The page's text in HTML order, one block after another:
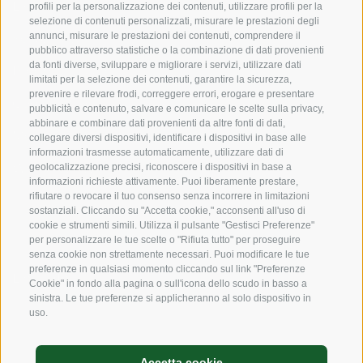
profili per la personalizzazione dei contenuti, utilizzare profili per la
selezione di contenuti personalizzati, misurare le prestazioni degli
annunci, misurare le prestazioni dei contenuti, comprendere il
pubblico attraverso statistiche o la combinazione di dati provenienti
da fonti diverse, sviluppare e migliorare i servizi, utilizzare dati
limitati per la selezione dei contenuti, garantire la sicurezza,
prevenire e rilevare frodi, correggere errori, erogare e presentare
pubblicità e contenuto, salvare e comunicare le scelte sulla privacy,
abbinare e combinare dati provenienti da altre fonti di dati,
collegare diversi dispositivi, identificare i dispositivi in base alle
informazioni trasmesse automaticamente, utilizzare dati di
geolocalizzazione precisi, riconoscere i dispositivi in base a
informazioni richieste attivamente. Puoi liberamente prestare,
rifiutare o revocare il tuo consenso senza incorrere in limitazioni
sostanziali. Cliccando su "Accetta cookie," acconsenti all'uso di
cookie e strumenti simili. Utilizza il pulsante "Gestisci Preferenze"
per personalizzare le tue scelte o "Rifiuta tutto" per proseguire
senza cookie non strettamente necessari. Puoi modificare le tue
preferenze in qualsiasi momento cliccando sul link "Preferenze
Cookie" in fondo alla pagina o sull'icona dello scudo in basso a
sinistra. Le tue preferenze si applicheranno al solo dispositivo in
uso.
Expertise
Sostensibilità
Prodotti e Marchi
Codice etico
Modello organizzativo
Whistleblowing
SOCIAL MEDIA
LinkedIn